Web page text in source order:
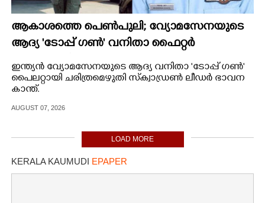
ആകാശത്തെ പെൺപുലി; വ്യോമസേനയുടെ
ആദ്യ 'ടോപ്പ് ഗൺ' വനിതാ ഫൈറ്റർ
പൈലറ്റായി ഭാവന
ഇന്ത്യൻ വ്യോമസേനയുടെ ആദ്യ വനിതാ 'ടോപ്പ് ഗൺ'
പൈലറ്റായി ചരിത്രമെഴുതി സ്‌ക്വാഡ്രൺ ലീഡർ ഭാവന
കാന്ത്.
AUGUST 07, 2026
LOAD MORE
KERALA KAUMUDI EPAPER